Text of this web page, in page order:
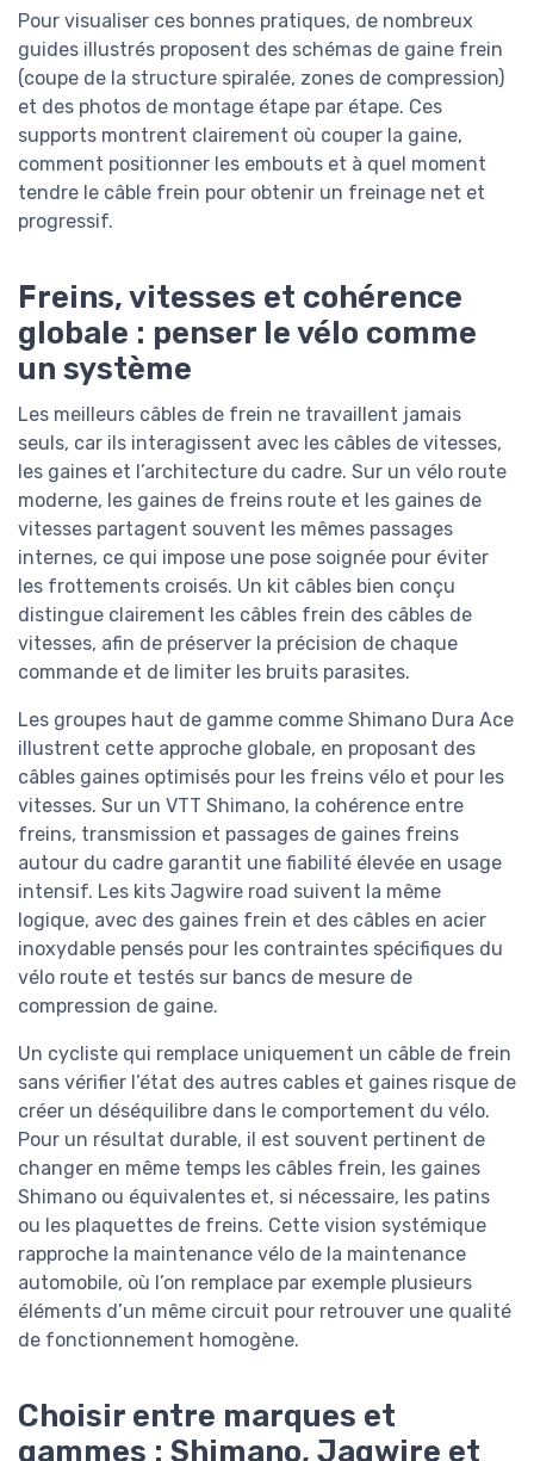
Pour visualiser ces bonnes pratiques, de nombreux
guides illustrés proposent des schémas de gaine frein
(coupe de la structure spiralée, zones de compression)
et des photos de montage étape par étape. Ces
supports montrent clairement où couper la gaine,
comment positionner les embouts et à quel moment
tendre le câble frein pour obtenir un freinage net et
progressif.
Freins, vitesses et cohérence
globale : penser le vélo comme
un système
Les meilleurs câbles de frein ne travaillent jamais
seuls, car ils interagissent avec les câbles de vitesses,
les gaines et l’architecture du cadre. Sur un vélo route
moderne, les gaines de freins route et les gaines de
vitesses partagent souvent les mêmes passages
internes, ce qui impose une pose soignée pour éviter
les frottements croisés. Un kit câbles bien conçu
distingue clairement les câbles frein des câbles de
vitesses, afin de préserver la précision de chaque
commande et de limiter les bruits parasites.
Les groupes haut de gamme comme Shimano Dura Ace
illustrent cette approche globale, en proposant des
câbles gaines optimisés pour les freins vélo et pour les
vitesses. Sur un VTT Shimano, la cohérence entre
freins, transmission et passages de gaines freins
autour du cadre garantit une fiabilité élevée en usage
intensif. Les kits Jagwire road suivent la même
logique, avec des gaines frein et des câbles en acier
inoxydable pensés pour les contraintes spécifiques du
vélo route et testés sur bancs de mesure de
compression de gaine.
Un cycliste qui remplace uniquement un câble de frein
sans vérifier l’état des autres cables et gaines risque de
créer un déséquilibre dans le comportement du vélo.
Pour un résultat durable, il est souvent pertinent de
changer en même temps les câbles frein, les gaines
Shimano ou équivalentes et, si nécessaire, les patins
ou les plaquettes de freins. Cette vision systémique
rapproche la maintenance vélo de la maintenance
automobile, où l’on remplace par exemple plusieurs
éléments d’un même circuit pour retrouver une qualité
de fonctionnement homogène.
Choisir entre marques et
gammes : Shimano, Jagwire et